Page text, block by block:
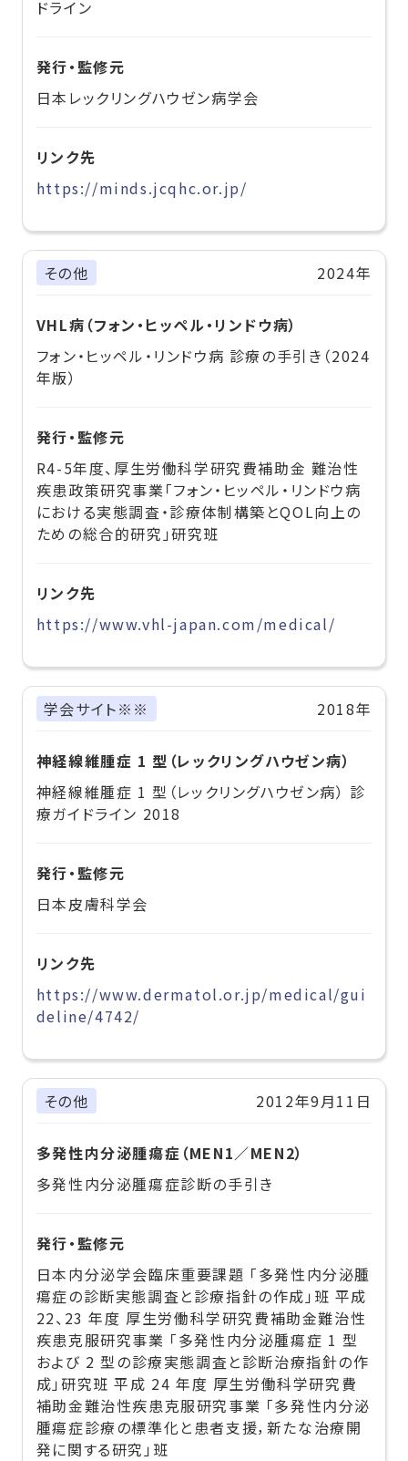
ドライン
発行・監修元
日本レックリングハウゼン病学会
リンク先
https://minds.jcqhc.or.jp/
その他 2024年
VHL病（フォン・ヒッペル・リンドウ病）
フォン・ヒッペル・リンドウ病 診療の手引き（2024
年版）
発行・監修元
R4-5年度、厚生労働科学研究費補助金 難治性
疾患政策研究事業「フォン・ヒッペル・リンドウ病
における実態調査・診療体制構築とQOL向上の
ための総合的研究」研究班
リンク先
https://www.vhl-japan.com/medical/
学会サイト※※ 2018年
神経線維腫症 1 型（レックリングハウゼン病）
神経線維腫症 1 型（レックリングハウゼン病） 診
療ガイドライン 2018
発行・監修元
日本皮膚科学会
リンク先
https://www.dermatol.or.jp/medical/gui
deline/4742/
その他 2012年9月11日
多発性内分泌腫瘍症（MEN1／MEN2）
多発性内分泌腫瘍症診断の手引き
発行・監修元
日本内分泌学会臨床重要課題 「多発性内分泌腫
瘍症の診断実態調査と診療指針の作成」班 平成
22、23 年度 厚生労働科学研究費補助金難治性
疾患克服研究事業 「多発性内分泌腫瘍症 1 型
および 2 型の診療実態調査と診断治療指針の作
成」研究班 平成 24 年度 厚生労働科学研究費
補助金難治性疾患克服研究事業 「多発性内分泌
腫瘍症診療の標準化と患者支援，新たな治療開
発に関する研究」班